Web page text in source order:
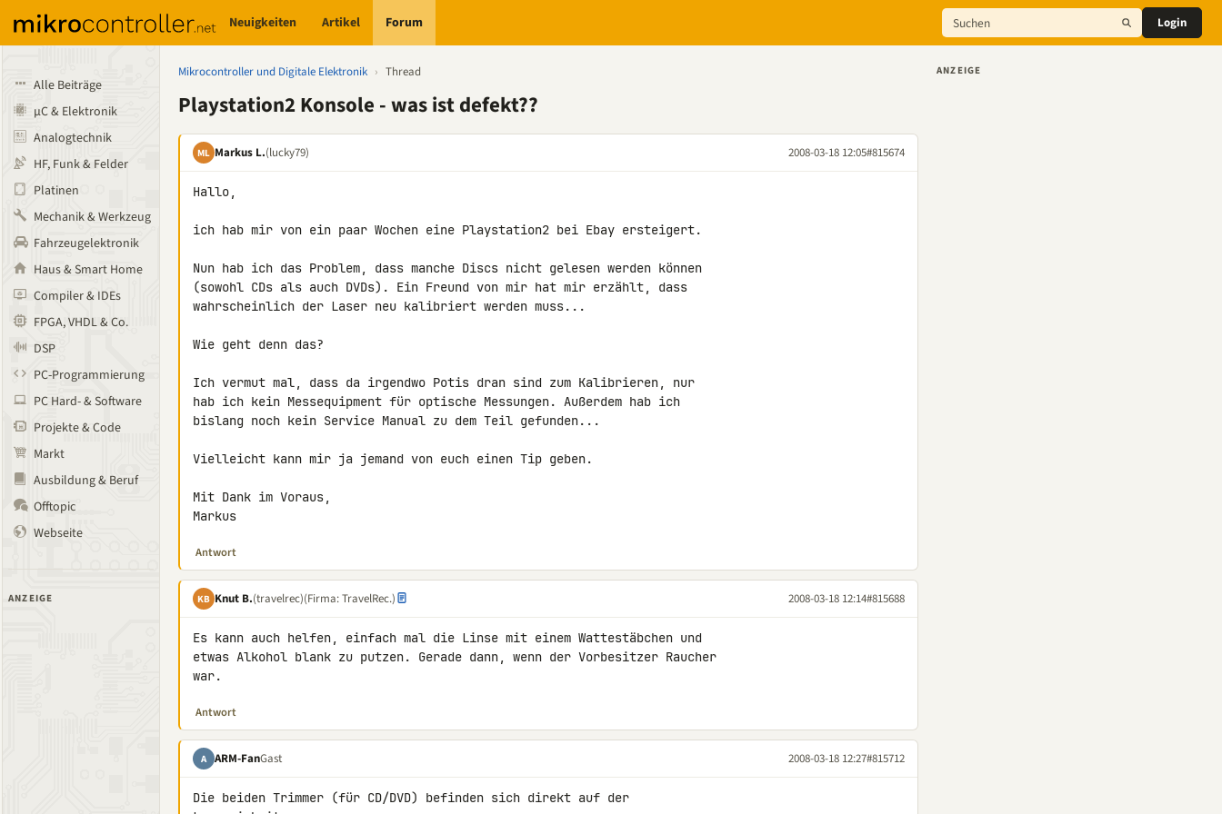
Neuigkeiten Artikel Forum Login
Alle Beiträge
µC & Elektronik
Analogtechnik
HF, Funk & Felder
Platinen
Mechanik & Werkzeug
Fahrzeugelektronik
Haus & Smart Home
Compiler & IDEs
FPGA, VHDL & Co.
DSP
PC-Programmierung
PC Hard- & Software
Projekte & Code
Markt
Ausbildung & Beruf
Offtopic
Webseite
ANZEIGE
Mikrocontroller und Digitale Elektronik › Thread
Playstation2 Konsole - was ist defekt??
ML Markus L.(lucky79) 2008-03-18 12:05#815674
Hallo,
ich hab mir von ein paar Wochen eine Playstation2 bei Ebay ersteigert.
Nun hab ich das Problem, dass manche Discs nicht gelesen werden können
(sowohl CDs als auch DVDs). Ein Freund von mir hat mir erzählt, dass
wahrscheinlich der Laser neu kalibriert werden muss...
Wie geht denn das?
Ich vermut mal, dass da irgendwo Potis dran sind zum Kalibrieren, nur
hab ich kein Messequipment für optische Messungen. Außerdem hab ich
bislang noch kein Service Manual zu dem Teil gefunden...
Vielleicht kann mir ja jemand von euch einen Tip geben.
Mit Dank im Voraus,
Markus
Antwort
KB Knut B.(travelrec)(Firma: TravelRec.) 2008-03-18 12:14#815688
Es kann auch helfen, einfach mal die Linse mit einem Wattestäbchen und
etwas Alkohol blank zu putzen. Gerade dann, wenn der Vorbesitzer Raucher
war.
Antwort
A ARM-FanGast 2008-03-18 12:27#815712
Die beiden Trimmer (für CD/DVD) befinden sich direkt auf der
ANZEIGE